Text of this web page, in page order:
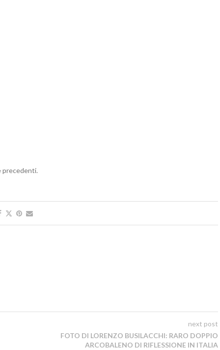
precedenti.
next post
FOTO DI LORENZO BUSILACCHI: RARO DOPPIO
ARCOBALENO DI RIFLESSIONE IN ITALIA